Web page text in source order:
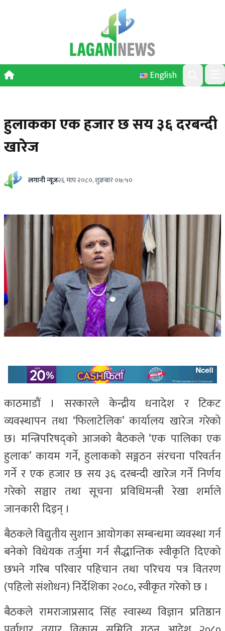
English
Search
हुलाकका एक हजार छ सय ३६ दरबन्दी
खारेज
लगानी न्यूज२६ माघ २०८०, शुक्रबार ०७:५०
काठमाडौं । सरकारले केन्द्रीय धनादेश र टिकट
व्यवस्थापन तथा ‘फिलाटेलिक’ कार्यालय खारेज गरेको
छ। मन्त्रिपरिषद्को आजको बैठकले ‘एक पालिका एक
हुलाक’ कायम गर्ने, हुलाकको सङ्गठन संरचना परिवर्तन
गर्ने र एक हजार छ सय ३६ दरबन्दी खारेज गर्ने निर्णय
गरेको सञ्चार तथा सूचना प्रविधिमन्त्री रेखा शर्माले
जानकारी दिइन् ।
बैठकले विद्युतीय सुशान आयोगका सम्बन्धमा व्यवस्था गर्न
बनेको विधेयक तर्जुमा गर्न सैद्धान्तिक स्वीकृति दिएको
छभने गरिब परिवार पहिचान तथा परिचय पत्र वितरण
(पहिलो संशोधन) निर्देशिका २०८०, स्वीकृत गरेको छ ।
बैठकले रामराजाप्रसाद सिंह स्वास्थ्य विज्ञान प्रतिष्ठान